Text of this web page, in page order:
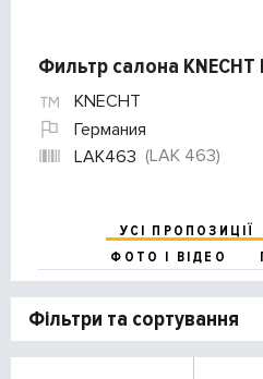
Фильтр салона KNECHT
KNECHT
Германия
LAK463 (LAK 463)
УСІ ПРОПОЗИЦІЇ
ФОТО І ВІДЕО
Фільтри та сортування